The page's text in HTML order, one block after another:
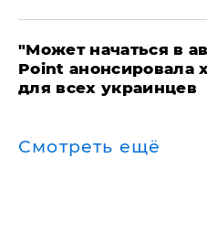
"Может начаться в
Point анонсировала
для всех украинцев
Смотреть ещё